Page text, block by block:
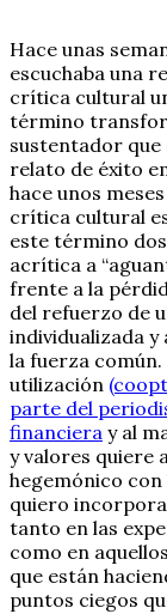
Hace unas
escuchaba una
crítica cultural
término
sustentador
relato de éxito
hace unos
crítica cultural
este término
acrítica a
frente a la
del refuerzo de
individualizada
la fuerza
utilización
parte del
financiera y al
y valores quiere
hegemónico
quiero
tanto en las
como en
que están
puntos ciegos